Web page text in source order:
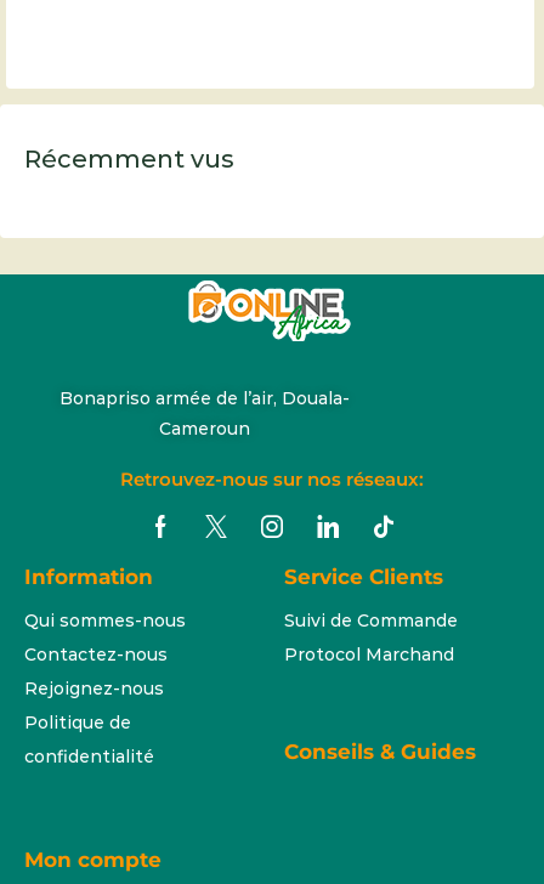
Récemment vus
Bonapriso armée de l’air, Douala-
Cameroun
Retrouvez-nous sur nos réseaux:
Information
Qui sommes-nous
Contactez-nous
Rejoignez-nous
Politique de
confidentialité
Service Clients
Suivi de Commande
Protocol Marchand
Conseils & Guides
Mon compte